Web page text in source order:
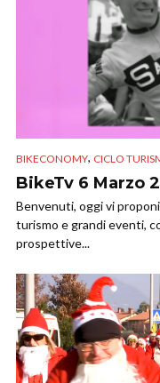
BIKECONOMY, CICLO
BikeTv 6 Marzo
Benvenuti, oggi vi
turismo e grandi eventi,
prospettive...